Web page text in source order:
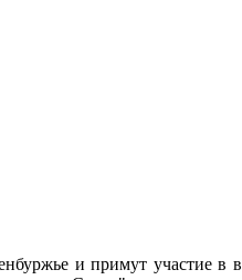
и примут участие в